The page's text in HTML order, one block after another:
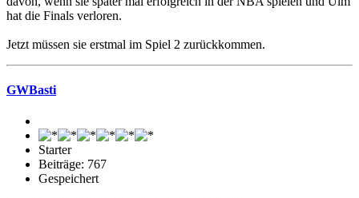
hat die Finals verloren.
Jetzt müssen sie erstmal im Spiel 2 zurückkommen.
GWBasti
Starter
Beiträge: 767
Gespeichert